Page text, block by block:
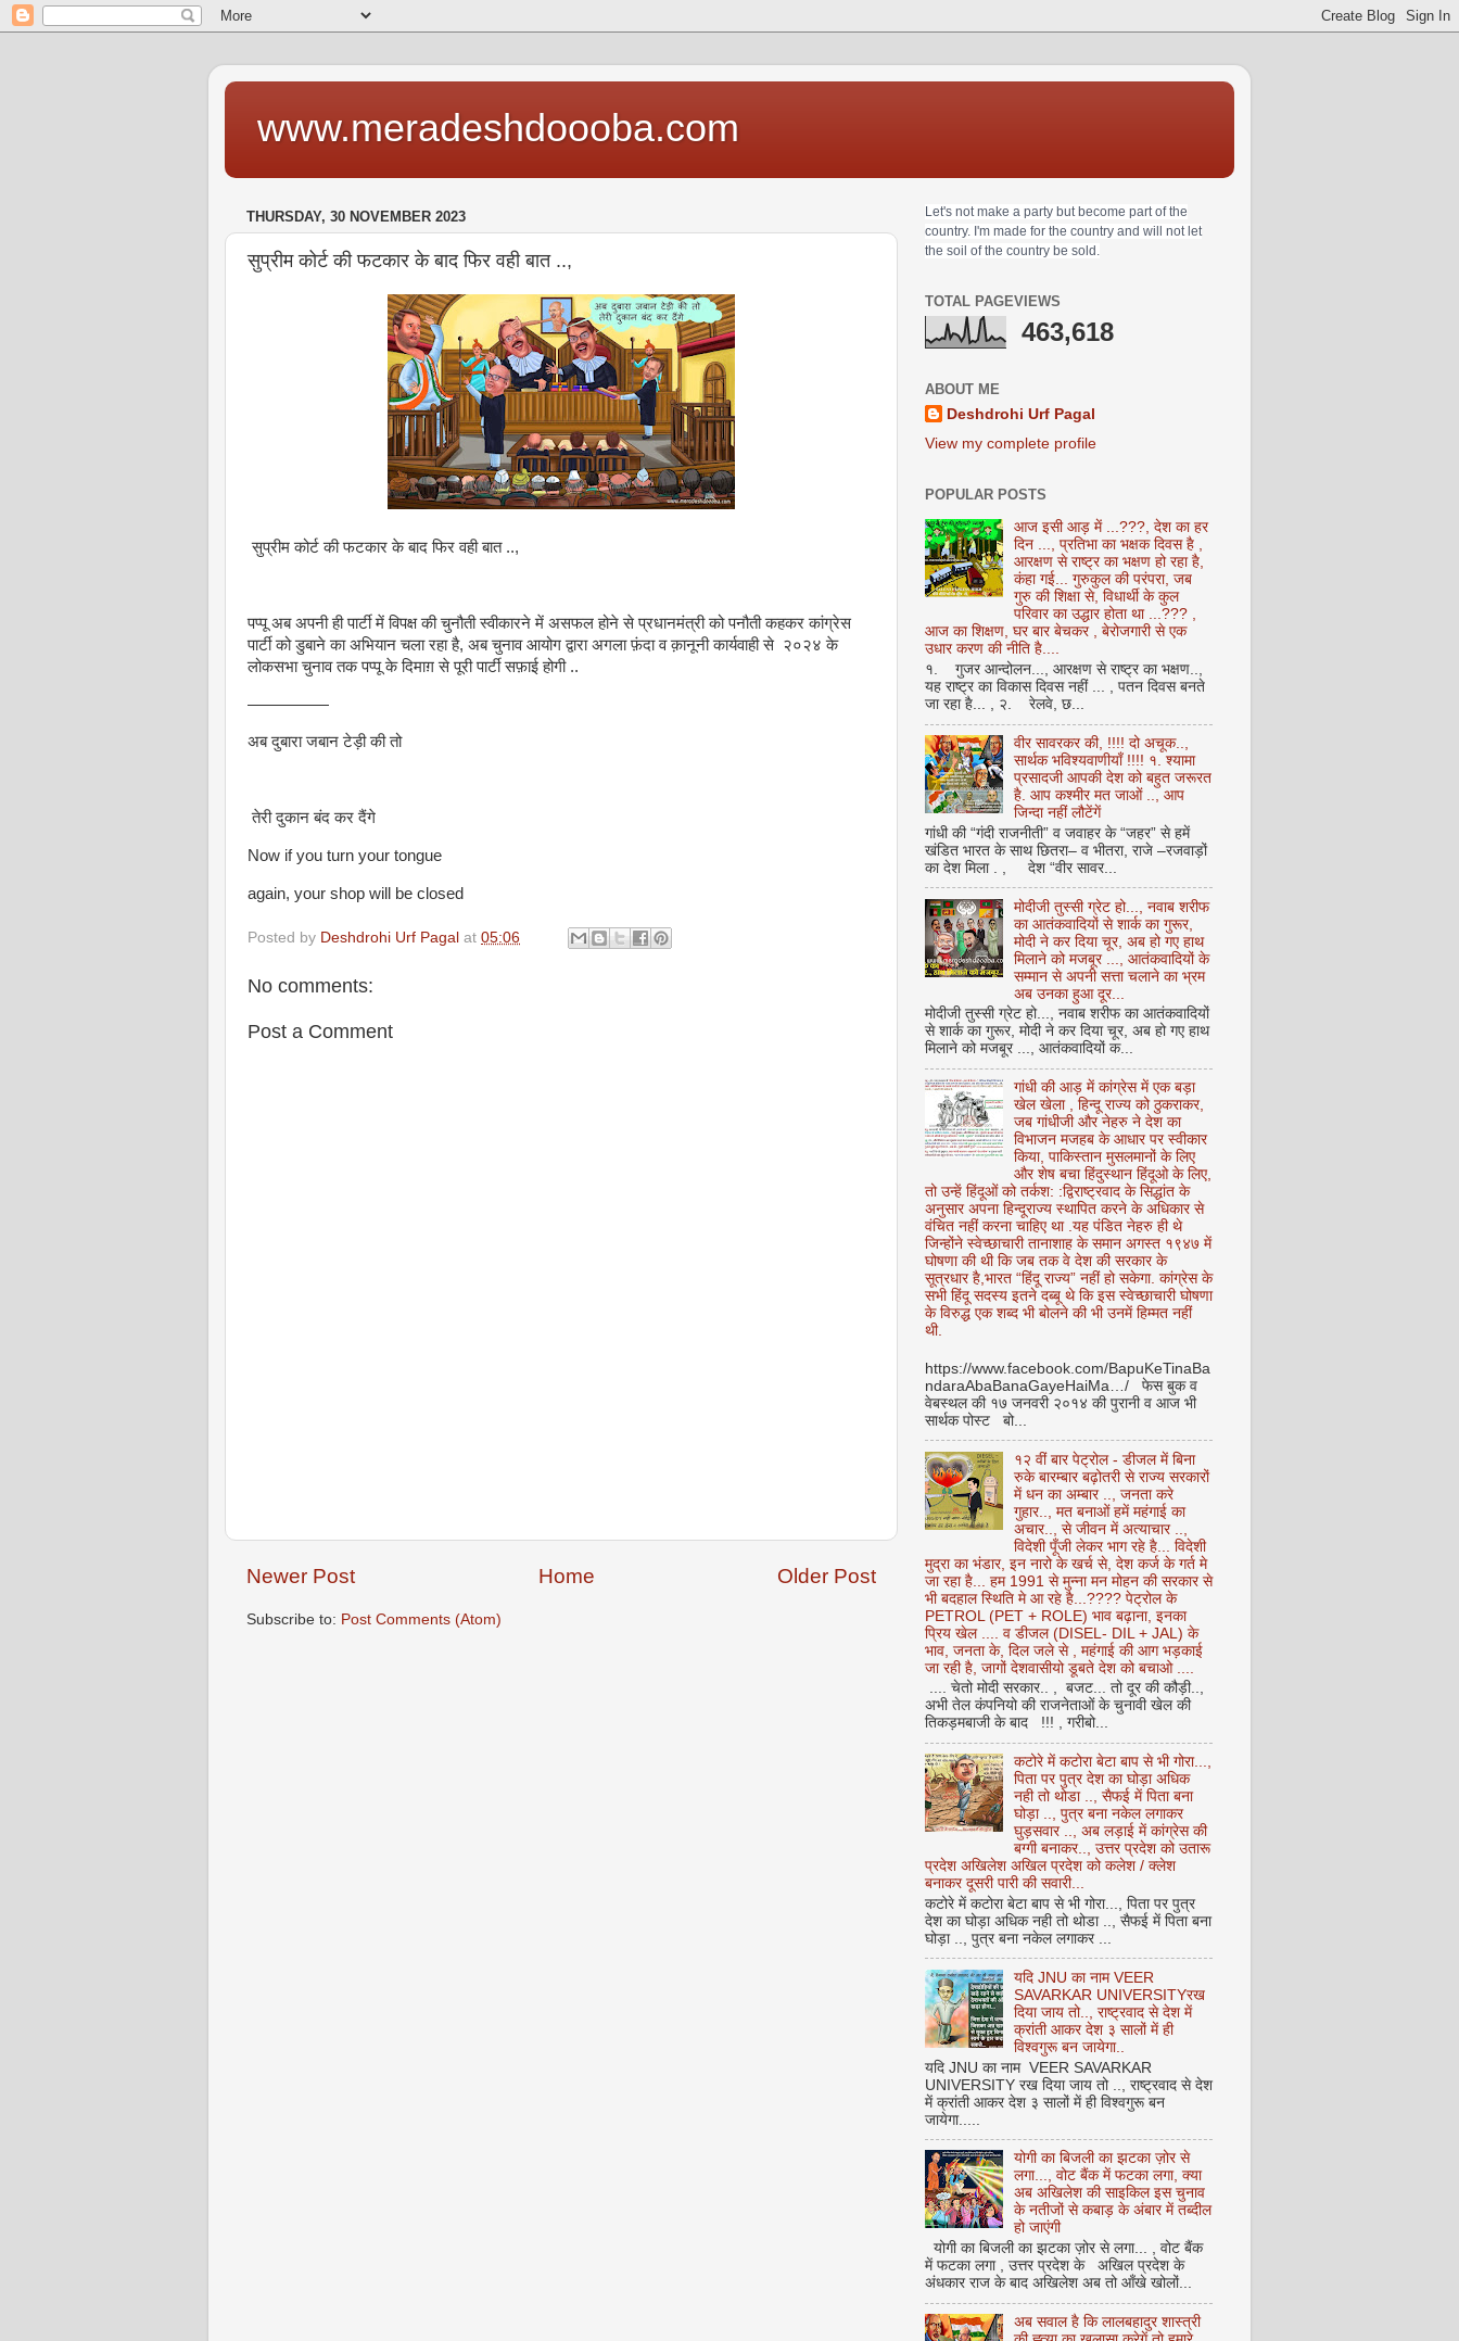
www.meradeshdoooba.com
THURSDAY, 30 NOVEMBER 2023
सुप्रीम कोर्ट की फटकार के बाद फिर वही बात ..,
सुप्रीम कोर्ट की फटकार के बाद फिर वही बात ..,
पप्पू अब अपनी ही पार्टी में विपक्ष की चुनौती स्वीकारने में असफल होने से प्रधानमंत्री को पनौती कहकर कांग्रेस
पार्टी को डुबाने का अभियान चला रहा है, अब चुनाव आयोग द्वारा अगला फ़ंदा व क़ानूनी कार्यवाही से २०२४ के
लोकसभा चुनाव तक पप्पू के दिमाग़ से पूरी पार्टी सफ़ाई होगी ..
—————
अब दुबारा जबान टेड़ी की तो
तेरी दुकान बंद कर दैंगे
Now if you turn your tongue
again, your shop will be closed
Posted by Deshdrohi Urf Pagal at 05:06
No comments:
Post a Comment
Newer Post Older Post
Home
Subscribe to: Post Comments (Atom)
Let's not make a party but become part of the
country. I'm made for the country and will not let
the soil of the country be sold.
TOTAL PAGEVIEWS
463,618
ABOUT ME
Deshdrohi Urf Pagal
View my complete profile
POPULAR POSTS
आज इसी आड़ में ...???, देश का हर
दिन ..., प्रतिभा का भक्षक दिवस है ,
आरक्षण से राष्ट्र का भक्षण हो रहा है,
कंहा गई... गुरुकुल की परंपरा, जब
गुरु की शिक्षा से, विधार्थी के कुल
परिवार का उद्धार होता था ...??? ,
आज का शिक्षण, घर बार बेचकर , बेरोजगारी से एक
उधार करण की नीति है....
१. गुजर आन्दोलन..., आरक्षण से राष्ट्र का भक्षण..,
यह राष्ट्र का विकास दिवस नहीं ... , पतन दिवस बनते
जा रहा है... , २. रेलवे, छ...
वीर सावरकर की, !!!! दो अचूक..,
सार्थक भविश्यवाणीयाँ !!!! १. श्यामा
प्रसादजी आपकी देश को बहुत जरूरत
है. आप कश्मीर मत जाओं .., आप
जिन्दा नहीं लौटेंगें
गांधी की “गंदी राजनीती” व जवाहर के “जहर” से हमें
खंडित भारत के साथ छितरा– व भीतरा, राजे –रजवाड़ों
का देश मिला . , देश “वीर सावर...
मोदीजी तुस्सी ग्रेट हो..., नवाब शरीफ
का आतंकवादियों से शार्क का गुरूर,
मोदी ने कर दिया चूर, अब हो गए हाथ
मिलाने को मजबूर ..., आतंकवादियों के
सम्मान से अपनी सत्ता चलाने का भ्रम
अब उनका हुआ दूर...
मोदीजी तुस्सी ग्रेट हो..., नवाब शरीफ का आतंकवादियों
से शार्क का गुरूर, मोदी ने कर दिया चूर, अब हो गए हाथ
मिलाने को मजबूर ..., आतंकवादियों क...
गांधी की आड़ में कांग्रेस में एक बड़ा
खेल खेला , हिन्दू राज्य को ठुकराकर,
जब गांधीजी और नेहरु ने देश का
विभाजन मजहब के आधार पर स्वीकार
किया, पाकिस्तान मुसलमानों के लिए
और शेष बचा हिंदुस्थान हिंदूओ के लिए,
तो उन्हें हिंदूओं को तर्कश: :द्विराष्ट्रवाद के सिद्धांत के
अनुसार अपना हिन्दूराज्य स्थापित करने के अधिकार से
वंचित नहीं करना चाहिए था .यह पंडित नेहरु ही थे
जिन्होंने स्वेच्छाचारी तानाशाह के समान अगस्त १९४७ में
घोषणा की थी कि जब तक वे देश की सरकार के
सूत्रधार है,भारत “हिंदू राज्य” नहीं हो सकेगा. कांग्रेस के
सभी हिंदू सदस्य इतने दब्बू थे कि इस स्वेच्छाचारी घोषणा
के विरुद्ध एक शब्द भी बोलने की भी उनमें हिम्मत नहीं
थी.
https://www.facebook.com/BapuKeTinaBa
ndaraAbaBanaGayeHaiMa…/ फेस बुक व
वेबस्थल की १७ जनवरी २०१४ की पुरानी व आज भी
सार्थक पोस्ट बो...
१२ वीं बार पेट्रोल - डीजल में बिना
रुके बारम्बार बढ़ोतरी से राज्य सरकारों
में धन का अम्बार .., जनता करे
गुहार.., मत बनाओं हमें महंगाई का
अचार.., से जीवन में अत्याचार ..,
विदेशी पूँजी लेकर भाग रहे है... विदेशी
मुद्रा का भंडार, इन नारो के खर्च से, देश कर्ज के गर्त मे
जा रहा है... हम 1991 से मुन्ना मन मोहन की सरकार से
भी बदहाल स्थिति मे आ रहे है...???? पेट्रोल के
PETROL (PET + ROLE) भाव बढ़ाना, इनका
प्रिय खेल .... व डीजल (DISEL- DIL + JAL) के
भाव, जनता के, दिल जले से , महंगाई की आग भड़काई
जा रही है, जागों देशवासीयो डूबते देश को बचाओ ....
.... चेतो मोदी सरकार.. , बजट... तो दूर की कौड़ी..,
अभी तेल कंपनियो की राजनेताओं के चुनावी खेल की
तिकड़मबाजी के बाद !!! , गरीबो...
कटोरे में कटोरा बेटा बाप से भी गोरा...,
पिता पर पुत्र देश का घोड़ा अधिक
नही तो थोडा .., सैफई में पिता बना
घोड़ा .., पुत्र बना नकेल लगाकर
घुड़सवार .., अब लड़ाई में कांग्रेस की
बग्गी बनाकर.., उत्तर प्रदेश को उतारू
प्रदेश अखिलेश अखिल प्रदेश को कलेश / क्लेश
बनाकर दूसरी पारी की सवारी...
कटोरे में कटोरा बेटा बाप से भी गोरा..., पिता पर पुत्र
देश का घोड़ा अधिक नही तो थोडा .., सैफई में पिता बना
घोड़ा .., पुत्र बना नकेल लगाकर ...
यदि JNU का नाम VEER
SAVARKAR UNIVERSITYरख
दिया जाय तो.., राष्ट्रवाद से देश में
क्रांती आकर देश ३ सालों में ही
विश्वगुरू बन जायेगा..
यदि JNU का नाम VEER SAVARKAR
UNIVERSITY रख दिया जाय तो .., राष्ट्रवाद से देश
में क्रांती आकर देश ३ सालों में ही विश्वगुरू बन
जायेगा.....
योगी का बिजली का झटका ज़ोर से
लगा..., वोट बैंक में फटका लगा, क्या
अब अखिलेश की साइकिल इस चुनाव
के नतीजों से कबाड़ के अंबार में तब्दील
हो जाएंगी
योगी का बिजली का झटका ज़ोर से लगा... , वोट बैंक
में फटका लगा , उत्तर प्रदेश के अखिल प्रदेश के
अंधकार राज के बाद अखिलेश अब तो आँखे खोलों...
अब सवाल है कि लालबहादुर शास्त्री